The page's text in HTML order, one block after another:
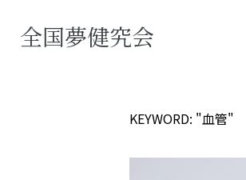
全国夢健究会
KEYWORD: "血管"